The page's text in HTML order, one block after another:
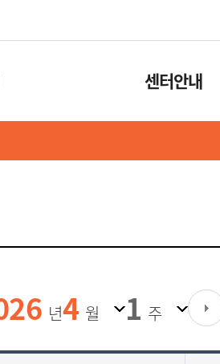
센터안내
이용안내
년4 월 1 주